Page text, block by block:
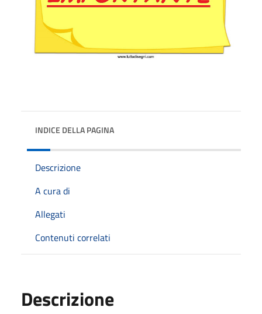
INDICE DELLA PAGINA
Descrizione
A cura di
Allegati
Contenuti correlati
Descrizione